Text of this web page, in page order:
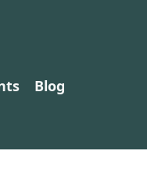
Blog